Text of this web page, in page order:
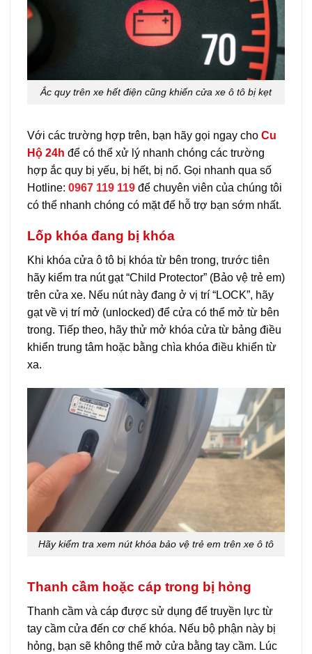
Ắc quy trên xe hết điện cũng khiến cửa xe ô tô bị kẹt
Với các trường hợp trên, bạn hãy gọi ngay cho Cu
Hộ 24h để có thể xử lý nhanh chóng các trường
hợp ắc quy bị yếu, bị hết, bị nổ. Gọi nhanh qua số
Hotline: 0967 119 119 để chuyên viên của chúng tôi
có thể nhanh chóng có mặt để hỗ trợ bạn sớm nhất.
Lốp khóa đang bị khóa
Khi khóa cửa ô tô bị khóa từ bên trong, trước tiên
hãy kiểm tra nút gạt “Child Protector” (Bảo vệ trẻ em)
trên cửa xe. Nếu nút này đang ở vị trí “LOCK”, hãy
gạt về vị trí mở (unlocked) để cửa có thể mở từ bên
trong. Tiếp theo, hãy thử mở khóa cửa từ bảng điều
khiển trung tâm hoặc bằng chìa khóa điều khiển từ
xa.
Hãy kiểm tra xem nút khóa bảo vệ trẻ em trên xe ô tô
Thanh cầm hoặc cáp trong bị hỏng
Thanh cầm và cáp được sử dụng để truyền lực từ
tay cầm cửa đến cơ chế khóa. Nếu bộ phận này bị
hỏng, bạn sẽ không thể mở cửa bằng tay cầm. Lúc